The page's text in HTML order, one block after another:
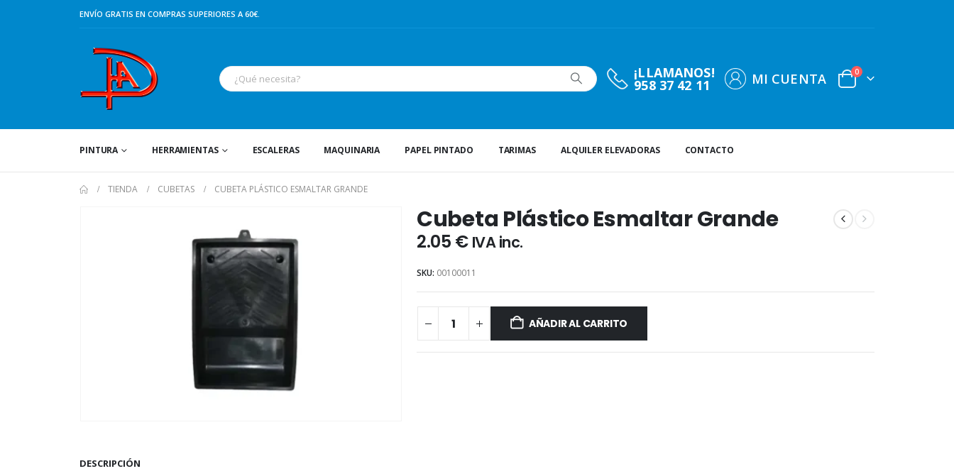
ENVÍO GRATIS EN COMPRAS SUPERIORES A 60€.
¡LLAMANOS!
958 37 42 11 MI CUENTA 0
PINTURA HERRAMIENTAS ESCALERAS MAQUINARIA PAPEL PINTADO TARIMAS ALQUILER ELEVADORAS CONTACTO
TIENDA CUBETAS CUBETA PLÁSTICO ESMALTAR GRANDE
Cubeta Plástico Esmaltar Grande
2.05 € IVA inc.
SKU: 00100011
AÑADIR AL CARRITO
DESCRIPCIÓN